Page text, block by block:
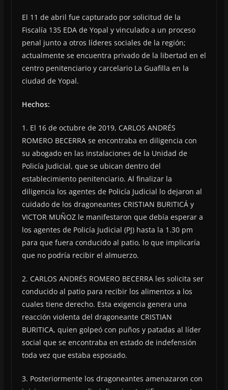
El 11 de abril fue capturado por solicitud de la
Fiscalía 135 EDA de Yopal y vinculado a un proceso
penal junto a otros líderes sociales de la región;
actualmente se encuentra privado de la libertad en el
centro penitenciario y carcelario La Guafilla en la
ciudad de Yopal.
Hechos:
1. El 16 de octubre de 2019, CARLOS ANDRÉS
ROMERO BECERRA se encontraba en diligencia con
su abogado en las instalaciones de la Unidad de
Policía Judicial, que se ubican dentro del
establecimiento penitenciario. Al finalizar la
diligencia los agentes de Policía Judicial lo dejaron al
cuidado de los dragoneantes CRISTIAN BURITICÁ y
VICTOR MUÑOZ le manifestaron que debía esperar a
los agentes de Policía Judicial (PJ) hasta la 1.30 pm
para que fuera conducido al patio, lo que implicaría
que no podría recibir el almuerzo.
2. CARLOS ANDRÉS ROMERO BECERRA les solicita ser
conducido al patio para recibir los alimentos a los
cuales tiene derecho. Esta exigencia genera una
reacción violenta del dragoneante CRISTIAN
BURITICA, quien golpeó con puños y patadas al líder
social que se encontraba en estado de indefensión
toda vez que estaba esposado.
3. Posteriormente los dragoneantes amenazaron con